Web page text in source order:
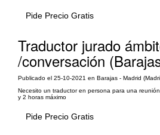
Pide Precio Gratis
Traductor jurado
/conversación
Publicado el 25-10-2021 en Barajas - Madrid
Necesito un traductor en persona para una
y 2 horas máximo
Pide Precio Gratis